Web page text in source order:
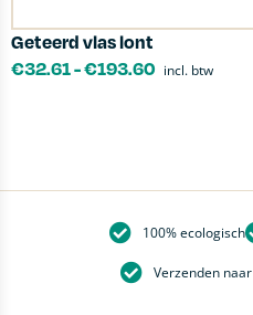
Geteerd vlas lont
€32.61-€193.60 incl. btw
100% ecologisch
Verzenden